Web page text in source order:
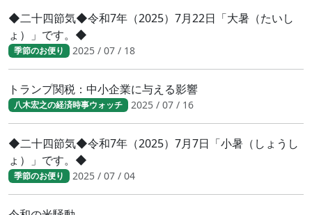
◆二十四節気◆令和7年（2025）7月22日「大暑（たいし
ょ）」です。◆
季節のお便り 2025 / 07 / 18
トランプ関税：中小企業に与える影響
八木宏之の経済時事ウォッチ 2025 / 07 / 16
◆二十四節気◆令和7年（2025）7月7日「小暑（しょうし
ょ）」です。◆
季節のお便り 2025 / 07 / 04